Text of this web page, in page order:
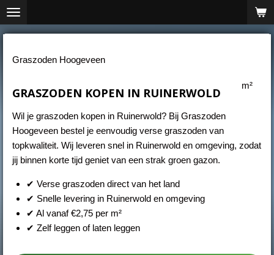
Ga
direct
deGraszoden Hoogeveen
GRASZODEN KOPEN IN RUINERWOLD
Wil je graszoden kopen in Ruinerwold? Bij Graszoden
Hoogeveen bestel je eenvoudig verse graszoden van
topkwaliteit. Wij leveren snel in Ruinerwold en omgeving, zodat
jij binnen korte tijd geniet van een strak groen gazon.
✔ Verse graszoden direct van het land
✔ Snelle levering in Ruinerwold en omgeving
✔ Al vanaf €2,75 per m²
✔ Zelf leggen of laten leggen
m²